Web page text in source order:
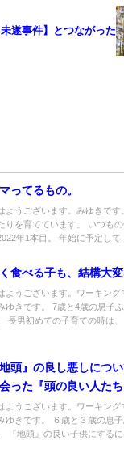
未遂事件】とつながった
ってるもの。
ようございます。みゆきです
りを育てています。 いつも
年1本目。 年始に予定して...
食べる子も、結構大変
ようございます。ワーキン
ゆきです。 7歳と4歳の息子
長男初めての子育ての時は、
地頭』の良し悪しにつ
った『頭の良い人た
ようございます。ワーキン
ゆきです。 ６歳と３歳の息
『地頭』の良い子供にするに